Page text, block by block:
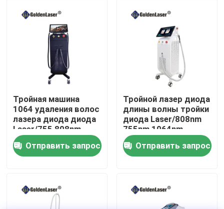
VR - шоу
Путешествие фабрики
Проверка качества
Свяжитесь мы
Спросите цитату
Тройная машина
1064 удаления волос
лазера диода диода
Laser/755 808nm
длины волны
Отправить запрос
Тройной лазер диода
длины волны тройки
диода Laser/808nm
755nm 1064nm
длины волны
Отправить запрос